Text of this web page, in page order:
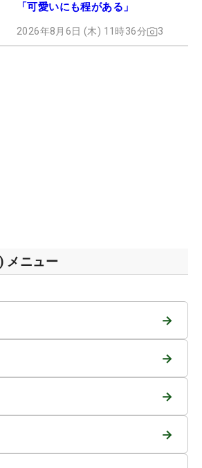
「可愛いにも程がある」
2026年8月6日 (木) 11時36分 3
メニュー
→
→
→
→